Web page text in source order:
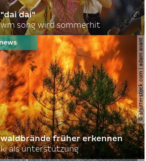
"dai dai"
wm song wird sommerhit
© shutterstock.com | adam avant
waldbrände früher erkennen
ki als unterstützung